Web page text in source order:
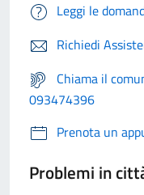
Leggi le
Richiedi
Chiama il
093474396
Prenota un
Problemi in